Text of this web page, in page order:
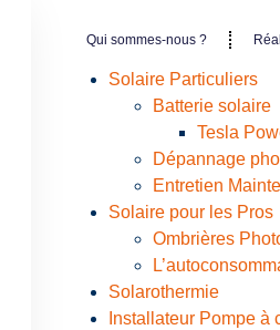
Qui sommes-nous ?
Solaire Particuliers
Batterie solaire
Tesla
Dépannage
Entretien
Solaire pour les Pros
Ombrières
Solarothermie
Installateur Pompe à